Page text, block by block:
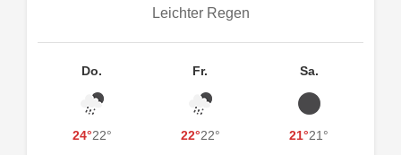
Leichter Regen
Do.
24°22°
Fr.
22°22°
Sa.
21°21°